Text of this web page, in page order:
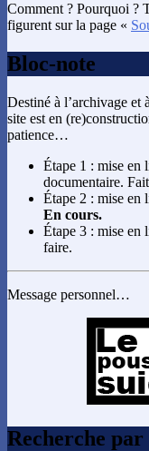
Comment ? Pourquoi ?
figurent sur la page «
Bloc-note
Destiné à l’archivage et
site est en
patience…
Étape 1 : mise en
documentaire.
Étape 2 : mise en
En cours.
Étape 3 : mise en
faire.
Message personnel…
Recherche par